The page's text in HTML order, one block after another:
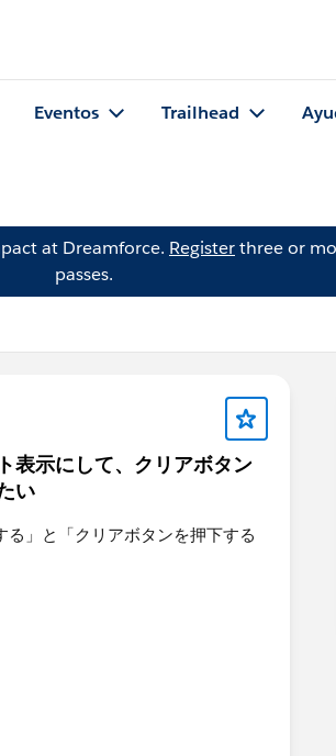
Eventos Trailhead
at Dreamforce. Registerthree or
passes.
表示にして、クリアボタン
い
る」と「クリアボタンを押下する